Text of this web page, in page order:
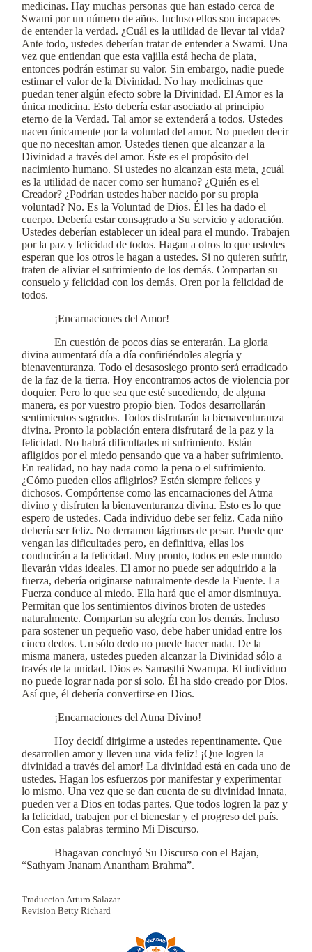
medicinas. Hay muchas personas que han estado cerca de
Swami por un número de años. Incluso ellos son incapaces
de entender la verdad. ¿Cuál es la utilidad de llevar tal vida?
Ante todo, ustedes deberían tratar de entender a Swami. Una
vez que entiendan que esta vajilla está hecha de plata,
entonces podrán estimar su valor. Sin embargo, nadie puede
estimar el valor de la Divinidad. No hay medicinas que
puedan tener algún efecto sobre la Divinidad. El Amor es la
única medicina. Esto debería estar asociado al principio
eterno de la Verdad. Tal amor se extenderá a todos. Ustedes
nacen únicamente por la voluntad del amor. No pueden decir
que no necesitan amor. Ustedes tienen que alcanzar a la
Divinidad a través del amor. Éste es el propósito del
nacimiento humano. Si ustedes no alcanzan esta meta, ¿cuál
es la utilidad de nacer como ser humano? ¿Quién es el
Creador? ¿Podrían ustedes haber nacido por su propia
voluntad? No. Es la Voluntad de Dios. Él les ha dado el
cuerpo. Debería estar consagrado a Su servicio y adoración.
Ustedes deberían establecer un ideal para el mundo. Trabajen
por la paz y felicidad de todos. Hagan a otros lo que ustedes
esperan que los otros le hagan a ustedes. Si no quieren sufrir,
traten de aliviar el sufrimiento de los demás. Compartan su
consuelo y felicidad con los demás. Oren por la felicidad de
todos.
¡Encarnaciones del Amor!
En cuestión de pocos días se enterarán. La gloria
divina aumentará día a día confiriéndoles alegría y
bienaventuranza. Todo el desasosiego pronto será erradicado
de la faz de la tierra. Hoy encontramos actos de violencia por
doquier. Pero lo que sea que esté sucediendo, de alguna
manera, es por vuestro propio bien. Todos desarrollarán
sentimientos sagrados. Todos disfrutarán la bienaventuranza
divina. Pronto la población entera disfrutará de la paz y la
felicidad. No habrá dificultades ni sufrimiento. Están
afligidos por el miedo pensando que va a haber sufrimiento.
En realidad, no hay nada como la pena o el sufrimiento.
¿Cómo pueden ellos afligirlos? Estén siempre felices y
dichosos. Compórtense como las encarnaciones del Atma
divino y disfruten la bienaventuranza divina. Esto es lo que
espero de ustedes. Cada individuo debe ser feliz. Cada niño
debería ser feliz. No derramen lágrimas de pesar. Puede que
vengan las dificultades pero, en definitiva, ellas los
conducirán a la felicidad. Muy pronto, todos en este mundo
llevarán vidas ideales. El amor no puede ser adquirido a la
fuerza, debería originarse naturalmente desde la Fuente. La
Fuerza conduce al miedo. Ella hará que el amor disminuya.
Permitan que los sentimientos divinos broten de ustedes
naturalmente. Compartan su alegría con los demás. Incluso
para sostener un pequeño vaso, debe haber unidad entre los
cinco dedos. Un sólo dedo no puede hacer nada. De la
misma manera, ustedes pueden alcanzar la Divinidad sólo a
través de la unidad. Dios es Samasthi Swarupa. El individuo
no puede lograr nada por sí solo. Él ha sido creado por Dios.
Así que, él debería convertirse en Dios.
¡Encarnaciones del Atma Divino!
Hoy decidí dirigirme a ustedes repentinamente. Que
desarrollen amor y lleven una vida feliz! ¡Que logren la
divinidad a través del amor! La divinidad está en cada uno de
ustedes. Hagan los esfuerzos por manifestar y experimentar
lo mismo. Una vez que se dan cuenta de su divinidad innata,
pueden ver a Dios en todas partes. Que todos logren la paz y
la felicidad, trabajen por el bienestar y el progreso del país.
Con estas palabras termino Mi Discurso.
Bhagavan concluyó Su Discurso con el Bajan,
“Sathyam Jnanam Anantham Brahma”.
Traduccion Arturo Salazar
Revision Betty Richard